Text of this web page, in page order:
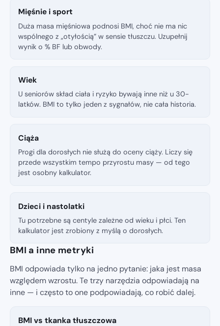
Mięśnie i sport
Duża masa mięśniowa podnosi BMI, choć nie ma nic
wspólnego z „otyłością” w sensie tłuszczu. Uzupełnij
wynik o % BF lub obwody.
Wiek
U seniorów skład ciała i ryzyko bywają inne niż u 30-
latków. BMI to tylko jeden z sygnałów, nie cała historia.
Ciąża
Progi dla dorosłych nie służą do oceny ciąży. Liczy się
przede wszystkim tempo przyrostu masy — od tego
jest osobny kalkulator.
Dzieci i nastolatki
Tu potrzebne są centyle zależne od wieku i płci. Ten
kalkulator jest zrobiony z myślą o dorosłych.
BMI a inne metryki
BMI odpowiada tylko na jedno pytanie: jaka jest masa
względem wzrostu. Te trzy narzędzia odpowiadają na
inne — i często to one podpowiadają, co robić dalej.
BMI vs tkanka tłuszczowa